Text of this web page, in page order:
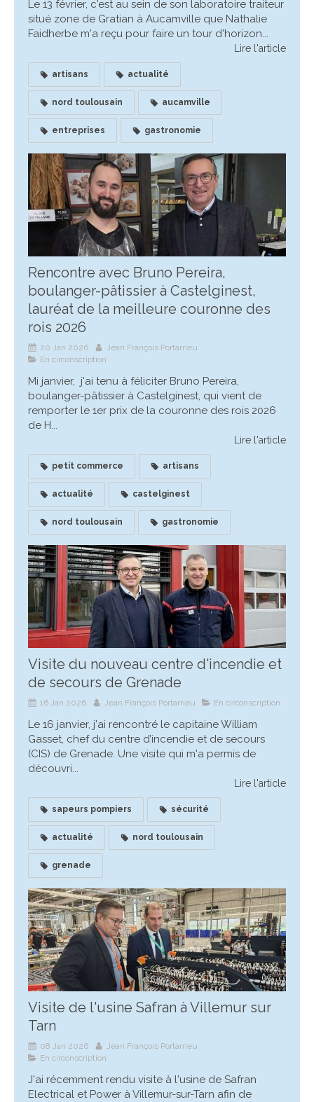
Le 13 février, c'est au sein de son laboratoire traiteur
situé zone de Gratian à Aucamville que Nathalie
Faidherbe m'a reçu pour faire un tour d'horizon...
Lire l'article
artisans actualité
nord toulousain aucamville
entreprises gastronomie
Rencontre avec Bruno Pereira,
boulanger-pâtissier à Castelginest,
lauréat de la meilleure couronne des
rois 2026
20 Jan 2026
Jean François Portarrieu
En circonscription
Mi janvier, j'ai tenu à féliciter Bruno Pereira,
boulanger-pâtissier à Castelginest, qui vient de
remporter le 1er prix de la couronne des rois 2026
de H...
Lire l'article
petit commerce artisans
actualité castelginest
nord toulousain gastronomie
Visite du nouveau centre d'incendie et
de secours de Grenade
16 Jan 2026 Jean François Portarrieu En circonscription
Le 16 janvier, j'ai rencontré le capitaine William
Gasset, chef du centre d’incendie et de secours
(CIS) de Grenade. Une visite qui m'a permis de
découvri...
Lire l'article
sapeurs pompiers sécurité
actualité nord toulousain
grenade
Visite de l'usine Safran à Villemur sur
Tarn
08 Jan 2026
Jean François Portarrieu
En circonscription
J'ai récemment rendu visite à l'usine de Safran
Electrical et Power à Villemur-sur-Tarn afin de